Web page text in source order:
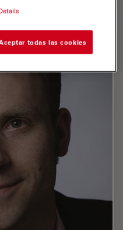
todas las cookies